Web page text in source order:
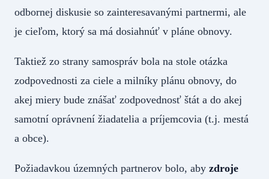
odbornej diskusie so zainteresavanými partnermi, ale
je cieľom, ktorý sa má dosiahnúť v pláne obnovy.
Taktiež zo strany samospráv bola na stole otázka
zodpovednosti za ciele a milníky plánu obnovy, do
akej miery bude znášať zodpovednosť štát a do akej
samotní oprávnení žiadatelia a príjemcovia (t.j. mestá
a obce).
Požiadavkou územných partnerov bolo, aby zdroje